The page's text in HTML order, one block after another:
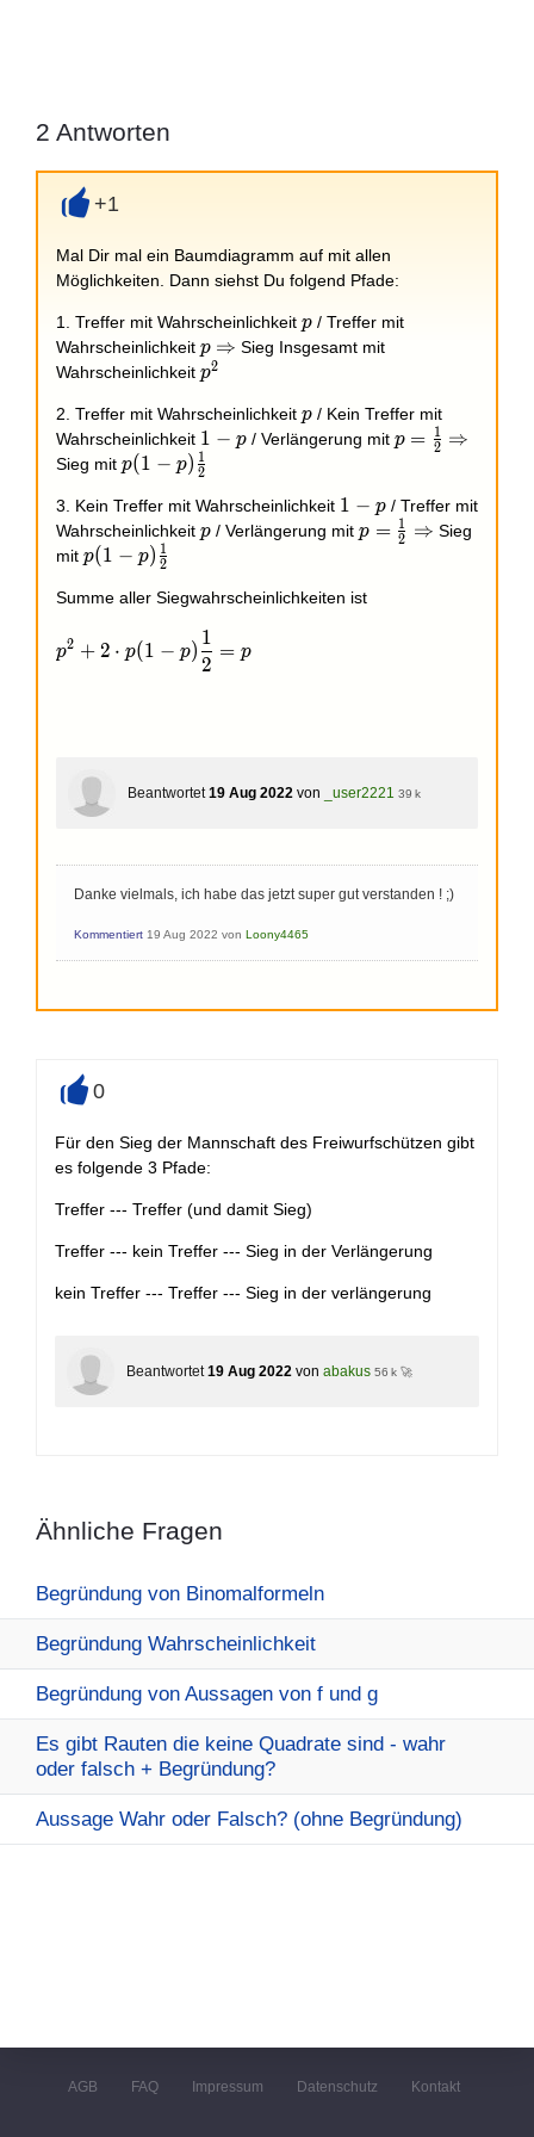
2 Antworten
+1
Mal Dir mal ein Baumdiagramm auf mit allen
Möglichkeiten. Dann siehst Du folgend Pfade:
1. Treffer mit Wahrscheinlichkeit p
p / Treffer mit
Wahrscheinlichkeit p
p \Rightarrow
⇒ Sieg Insgesamt mit
Wahrscheinlichkeit p^2
p2
2. Treffer mit Wahrscheinlichkeit p
p / Kein Treffer mit
Wahrscheinlichkeit 1
-
1 − p/ Verlängerung mit p =
p = 2
1 ⇒
Sieg mit p(1-
{2}
p(1 − p) 2
1
3. Kein Treffer mit Wahrscheinlichkeit 1-
p
1 − p/ Treffer mit
Wahrscheinlichkeit p
p / Verlängerung mit p =
p = 2
1 \Rightarrow
⇒ Sieg
mit p(1-
{2}
p(1 − p) 2
1
Summe aller Siegwahrscheinlichkeiten ist
p^2 + 2 \cdot p(1-p)\frac{1}{2} = p
p2 + 2 ⋅ p(1 − p)
2
1
= p
Beantwortet 19 Aug 2022 von _user2221 39 k
Danke vielmals, ich habe das jetzt super gut verstanden ! ;)
Kommentiert 19 Aug 2022 von Loony4465
0
Für den Sieg der Mannschaft des Freiwurfschützen gibt
es folgende 3 Pfade:
Treffer --- Treffer (und damit Sieg)
Treffer --- kein Treffer --- Sieg in der Verlängerung
kein Treffer --- Treffer --- Sieg in der verlängerung
Beantwortet 19 Aug 2022 von abakus 56 k 🚀
Ähnliche Fragen
Begründung von Binomalformeln
Begründung Wahrscheinlichkeit
Begründung von Aussagen von f und g
Es gibt Rauten die keine Quadrate sind - wahr
oder falsch + Begründung?
Aussage Wahr oder Falsch? (ohne Begründung)
AGB FAQ Impressum Datenschutz Kontakt